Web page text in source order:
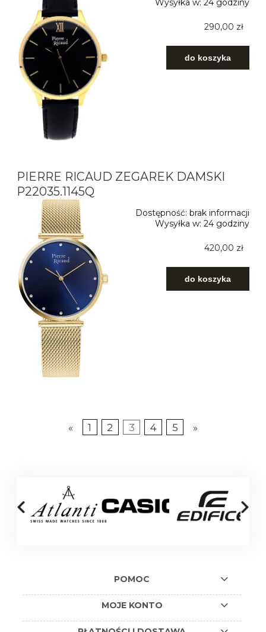
290,00 zł
do koszyka
PIERRE RICAUD ZEGAREK DAMSKI
P22035.1145Q
Dostępność: brak informacji
Wysyłka w: 24 godziny
420,00 zł
do koszyka
« 1 2 3 4 5 »
POMOC
MOJE KONTO